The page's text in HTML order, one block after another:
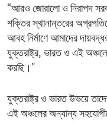
“আরও জোরালো ও নিরাপদ
শক্তির স্থানান্তরের
আবহ নির্মাণে আমাদের
যুক্তরাষ্ট্র, ভারত ও এই
করছি।''
যুক্তরাষ্ট্র ও ভারত উভয়ে
এই অঞ্চলের অন্যান্য